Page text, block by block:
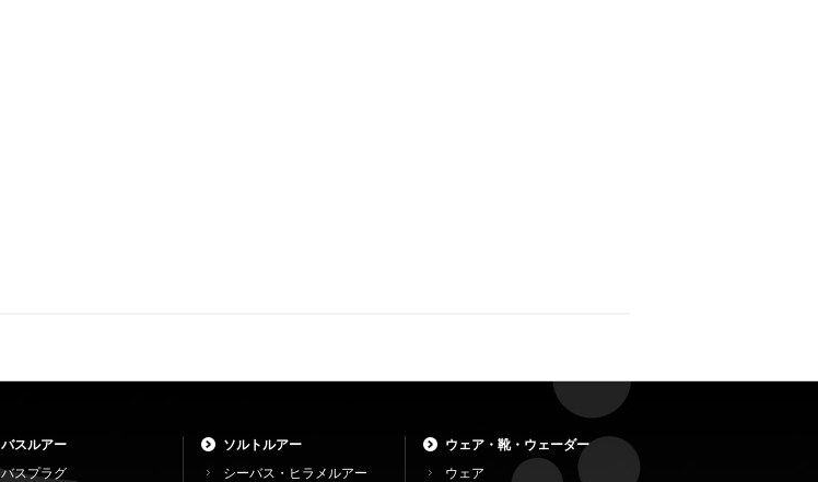
バスルアー
バスプラグ
ソルトルアー
シーバス・ヒラメルアー
ウェア・靴・ウェーダー
ウェア